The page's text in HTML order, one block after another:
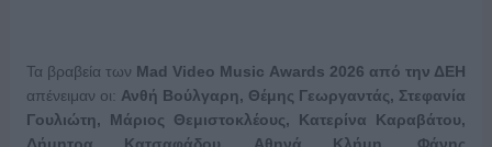
Τα βραβεία των Mad Video Music Awards 2026 από την ΔΕΗ
απένειμαν οι: Ανθή Βούλγαρη, Θέμης Γεωργαντάς, Στεφανία
Γουλιώτη, Μάριος Θεμιστοκλέους, Κατερίνα Καραβάτου,